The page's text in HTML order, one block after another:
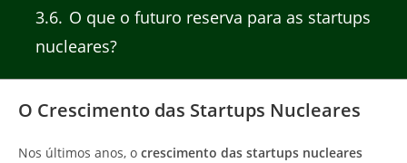
3.6 O que o futuro reserva para as startups
nucleares?
O Crescimento das Startups Nucleares
Nos últimos anos, o crescimento das startups nucleares